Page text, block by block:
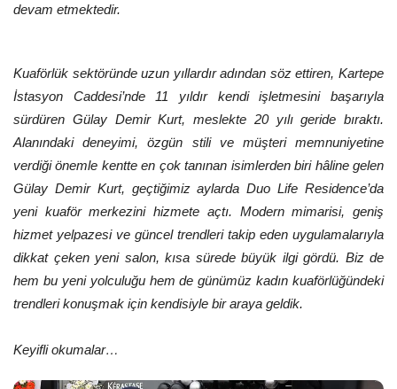
devam etmektedir.
Kuaförlük sektöründe uzun yıllardır adından söz ettiren, Kartepe
İstasyon Caddesi’nde 11 yıldır kendi işletmesini başarıyla
sürdüren Gülay Demir Kurt, meslekte 20 yılı geride bıraktı.
Alanındaki deneyimi, özgün stili ve müşteri memnuniyetine
verdiği önemle kentte en çok tanınan isimlerden biri hâline gelen
Gülay Demir Kurt, geçtiğimiz aylarda Duo Life Residence’da
yeni kuaför merkezini hizmete açtı. Modern mimarisi, geniş
hizmet yelpazesi ve güncel trendleri takip eden uygulamalarıyla
dikkat çeken yeni salon, kısa sürede büyük ilgi gördü. Biz de
hem bu yeni yolculuğu hem de günümüz kadın kuaförlüğündeki
trendleri konuşmak için kendisiyle bir araya geldik.
Keyifli okumalar…